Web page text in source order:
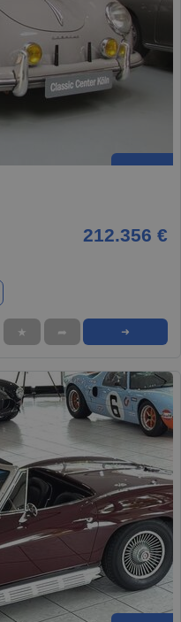
212.356 €
★ ➦ ➜